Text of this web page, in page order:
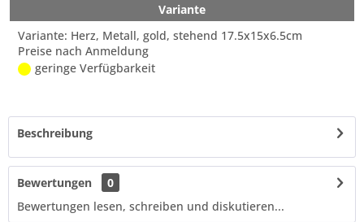
Variante
Variante: Herz, Metall, gold, stehend 17.5x15x6.5cm
Preise nach Anmeldung
geringe Verfügbarkeit
Beschreibung
Bewertungen
0
Bewertungen lesen, schreiben und diskutieren...